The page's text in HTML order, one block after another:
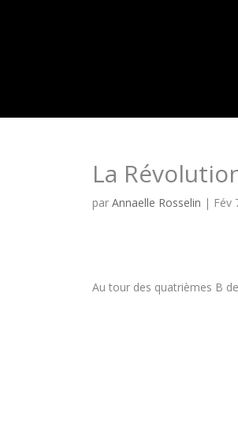
La
par Annaelle Rosselin | Fév
Au tour des quatrièmes B